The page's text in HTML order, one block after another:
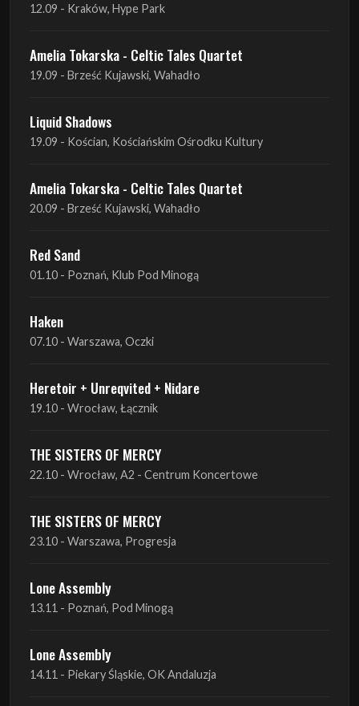
12.09 - Kraków, Hype Park
Amelia Tokarska - Celtic Tales Quartet
19.09 - Brześć Kujawski, Wahadło
Liquid Shadows
19.09 - Kościan, Kościańskim Ośrodku Kultury
Amelia Tokarska - Celtic Tales Quartet
20.09 - Brześć Kujawski, Wahadło
Red Sand
01.10 - Poznań, Klub Pod Minogą
Haken
07.10 - Warszawa, Oczki
Heretoir + Unreqvited + Nidare
19.10 - Wrocław, Łącznik
THE SISTERS OF MERCY
22.10 - Wrocław, A2 - Centrum Koncertowe
THE SISTERS OF MERCY
23.10 - Warszawa, Progresja
Lone Assembly
13.11 - Poznań, Pod Minogą
Lone Assembly
14.11 - Piekary Śląskie, OK Andaluzja